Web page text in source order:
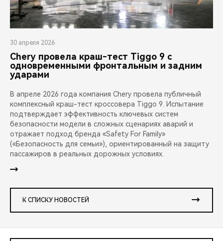
30 апреля 2026
Chery провела краш-тест Tiggo 9 с
одновременными фронтальным и задним
ударами
В апреле 2026 года компания Chery провела публичный
комплексный краш-тест кроссовера Tiggo 9. Испытание
подтверждает эффективность ключевых систем
безопасности модели в сложных сценариях аварий и
отражает подход бренда «Safety For Family»
(«Безопасность для семьи»), ориентированный на защиту
пассажиров в реальных дорожных условиях.
К СПИСКУ НОВОСТЕЙ